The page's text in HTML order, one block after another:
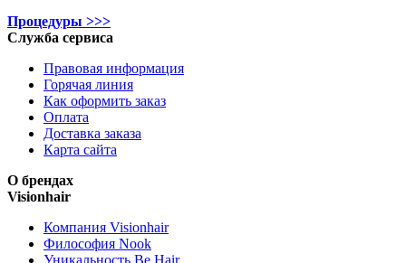
Процедуры >>>
Служба сервиса
Правовая информация
Горячая линия
Как оформить заказ
Оплата
Доставка заказа
Карта сайта
О брендах
Visionhair
Компания Visionhair
Философия Nook